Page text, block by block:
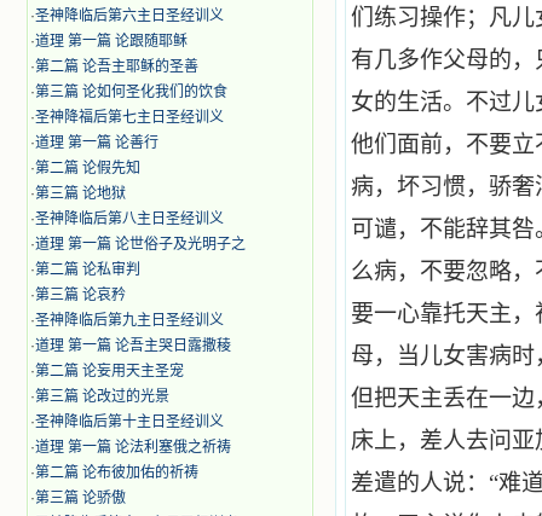
·圣神降临后第六主日圣经训义
·道理 第一篇 论跟随耶稣
·第二篇 论吾主耶稣的圣善
·第三篇 论如何圣化我们的饮食
·圣神降福后第七主日圣经训义
·道理 第一篇 论善行
·第二篇 论假先知
·第三篇 论地狱
·圣神降临后第八主日圣经训义
·道理 第一篇 论世俗子及光明子之
·第二篇 论私审判
·第三篇 论哀矜
·圣神降临后第九主日圣经训义
·道理 第一篇 论吾主哭日露撒稜
·第二篇 论妄用天主圣宠
·第三篇 论改过的光景
·圣神降临后第十主日圣经训义
·道理 第一篇 论法利塞俄之祈祷
·第二篇 论布彼加佑的祈祷
·第三篇 论骄傲
们练习操作；凡
有几多作父母的
女的生活。不过
他们面前，不要
病，坏习惯，骄
可谴，不能辞其
么病，不要忽略
要一心靠托天主
母，当儿女害病
但把天主丢在一
床上，差人去问
差遣的人说：“难